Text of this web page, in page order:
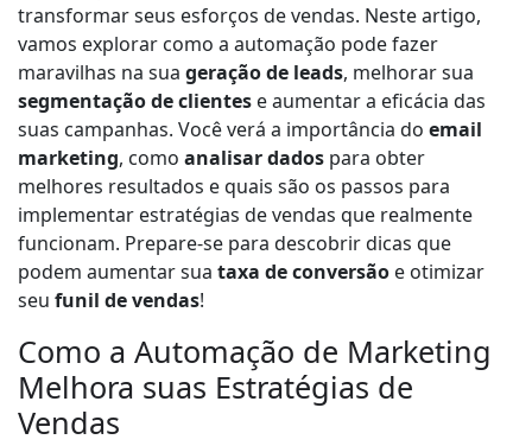
d
o
r
d
e
á
u
d
i
o
transformar seus esforços de vendas. Neste artigo,
vamos explorar como a automação pode fazer
maravilhas na sua geração de leads, melhorar sua
segmentação de clientes e aumentar a eficácia das
suas campanhas. Você verá a importância do email
marketing, como analisar dados para obter
melhores resultados e quais são os passos para
implementar estratégias de vendas que realmente
funcionam. Prepare-se para descobrir dicas que
podem aumentar sua taxa de conversão e otimizar
seu funil de vendas!
Como a Automação de Marketing
Melhora suas Estratégias de
Vendas